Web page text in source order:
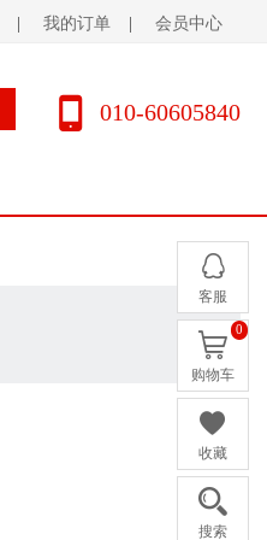
我的订单 会员中心
010-60605840
客服
购物车
0
收藏
搜索